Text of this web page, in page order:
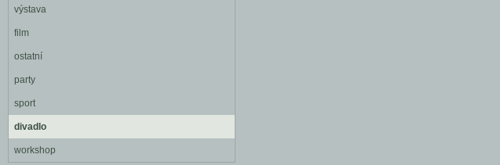
výstava
film
ostatní
party
sport
divadlo
workshop